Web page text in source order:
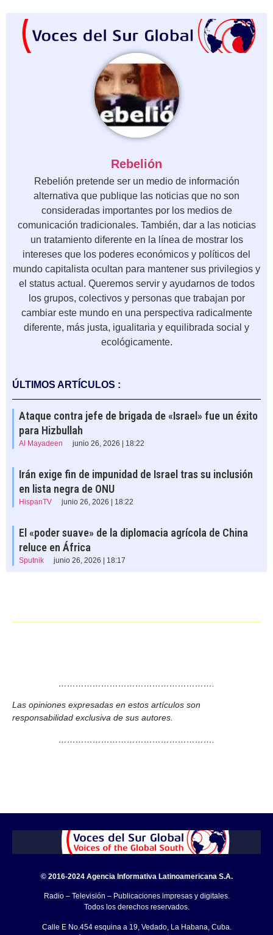
Rebelión
Rebelión pretende ser un medio de información
alternativa que publique las noticias que no son
consideradas importantes por los medios de
comunicación tradicionales. También, dar a las noticias
un tratamiento diferente en la línea de mostrar los
intereses que los poderes económicos y políticos del
mundo capitalista ocultan para mantener sus privilegios y
el status actual. Queremos servir y ayudarnos de todos
los grupos, colectivos y personas que trabajan por
cambiar este mundo en una perspectiva radicalmente
diferente, más justa, igualitaria y equilibrada social y
ecológicamente.
ÚLTIMOS ARTÍCULOS :
Ataque contra jefe de brigada de «Israel» fue un éxito
para Hizbullah
Al Mayadeen junio 26, 2026 | 18:22
Irán exige fin de impunidad de Israel tras su inclusión
en lista negra de ONU
HispanTV junio 26, 2026 | 18:22
El «poder suave» de la diplomacia agrícola de China
reluce en África
Sputnik junio 26, 2026 | 18:17
……………………………………………….
Las opiniones expresadas en estos artículos son
responsabilidad exclusiva de sus autores.
……………………………………………….
© 2016-2024 Agencia Informativa Latinoamericana S.A.
Radio – Televisión – Publicaciones impresas y digitales.
Todos los derechos reservados.
Calle E No.454 esquina a 19, Vedado, La Habana, Cuba.